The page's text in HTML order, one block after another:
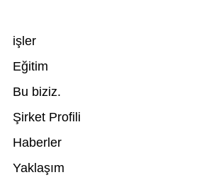
işler
Eğitim
Bu biziz.
Şirket Profili
Haberler
Yaklaşım